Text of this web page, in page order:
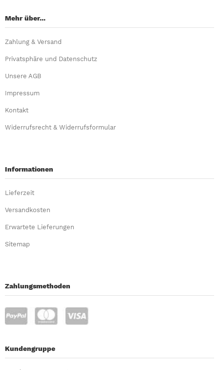
Mehr über...
Zahlung & Versand
Privatsphäre und Datenschutz
Unsere AGB
Impressum
Kontakt
Widerrufsrecht & Widerrufsformular
Informationen
Lieferzeit
Versandkosten
Erwartete Lieferungen
Sitemap
Zahlungsmethoden
Kundengruppe